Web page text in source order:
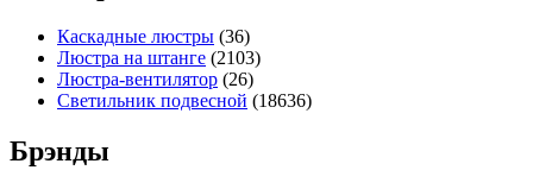
Каскадные люстры (36)
Люстра на штанге (2103)
Люстра-вентилятор (26)
Светильник подвесной (18636)
Брэнды